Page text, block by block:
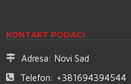
KONTAKT PODACI
Adresa: Novi Sad
Telefon: +381694394544